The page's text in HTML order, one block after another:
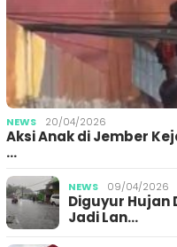
NEWS 20/04/2026
Aksi Anak di Jember
…
NEWS 09/04/2026
Diguyur Hujan
Jadi Lan…